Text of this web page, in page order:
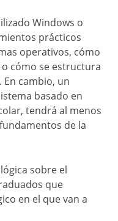
Windows o
prácticos
operativos, cómo
cómo se estructura
cambio, un
basado en
tendrá al menos
de la
sobre el
que
en el que van a